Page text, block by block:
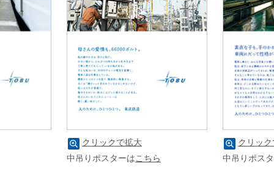
クリックで拡大
中吊りポスターはこちら
クリッ
中吊りポス